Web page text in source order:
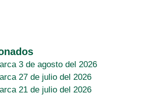
3 de agosto del 2026
27 de julio del 2026
21 de julio del 2026